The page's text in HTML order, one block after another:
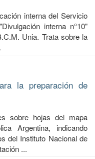
interna del Servicio
interna n°10"
Unia. Trata sobre la
la preparación de
sobre hojas del mapa
Argentina, indicando
del Instituto Nacional de
...